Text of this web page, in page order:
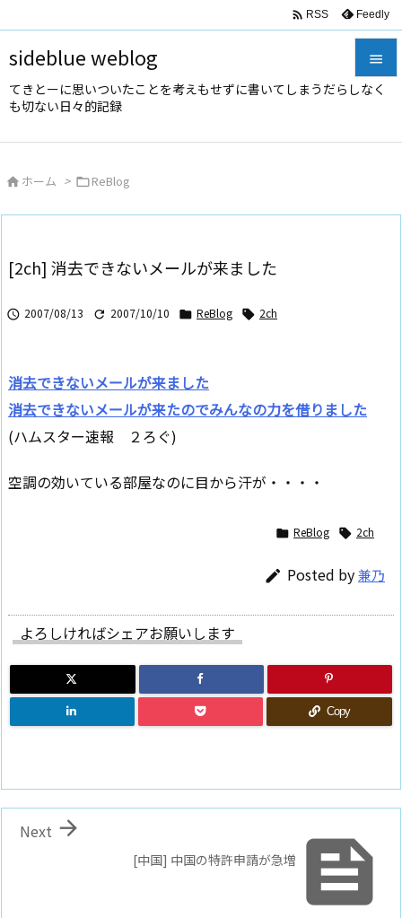
sideblue weblog
てきとーに思いついたことを考えもせずに書いてしまうだらしなく
も切ない日々的記録



 RSS Feedly
 ホーム > ReBlog
[2ch] 消去できないメールが来ました
 2007/08/13  2007/10/10  ReBlog  2ch
消去できないメールが来ました
消去できないメールが来たのでみんなの力を借りました
(ハムスター速報 ２ろぐ)
空調の効いている部屋なのに目から汗が・・・・
 ReBlog  2ch
 Posted by兼乃
よろしければシェアお願いします
Copy

[中国] 中国の特許申請が急増

Next